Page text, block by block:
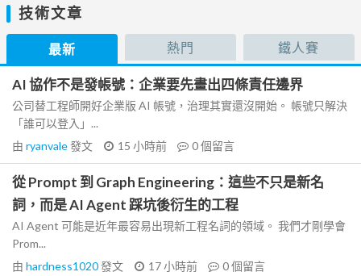
技術文章
最新 熱門 鐵人賽
AI 協作不是發帳號：企業要先畫出四條責任邊界
公司替工程師開好企業版 AI 帳號，治理其實還沒開始。 帳號只解決
「誰可以登入」...
由 ryanvale發文 15 小時前 0個留言
從 Prompt 到 Graph Engineering：這些不只是新名
詞，而是 AI Agent 踩坑後衍生的工程
AI Agent 可能是近年最容易出現新工程名詞的領域。 我們才剛學會
Prom...
由 hardness1020發文 17 小時前 0個留言